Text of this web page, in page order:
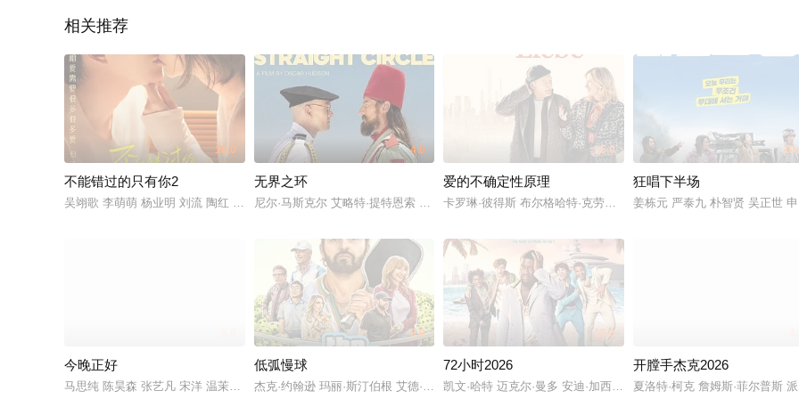
相关推荐
10.0
不能错过的只有你2
吴翊歌 李萌萌 杨业明 刘流 陶红 赵熙玥 黄品沅 赵晋 田东霖 赵汉军 王彩平
4.0
无界之环
尼尔·马斯克尔 艾略特·提特恩索 卢克·提特恩索 罗伯特·霍布斯 Fiona Ramsay Zak Rowlands 马修·迪伦·
5.0
爱的不确定性原理
卡罗琳·彼得斯 布尔格哈特·克劳斯纳 卡门-玛雅·安东尼
狂唱下半场
姜栋元 严泰九 朴智贤 吴正世 申
今晚正好
马思纯 陈昊森 张艺凡 宋洋 温茉言 吕星辰
9.0
低弧慢球
杰克·约翰逊 玛丽·斯汀伯根 艾德·哈里斯 本·斯蒂勒 帕顿·奥斯瓦尔特 克洛伊·菲内曼 克里斯·帕内尔 亚
10.0
72小时2026
凯文·哈特 迈克尔·曼多 安迪·加西亚 缇雅娜·泰勒 马尔切洛·埃尔南
开膛手杰克2026
夏洛特·柯克 詹姆斯·菲尔普斯 派